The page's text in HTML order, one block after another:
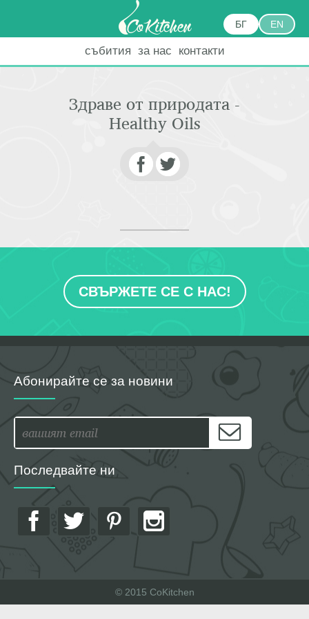
БГ EN
събития за нас контакти
Здраве от природата -
Healthy Oils
СВЪРЖЕТЕ СЕ С НАС!
Абонирайте се за новини
Последвайте ни
© 2015 CoKitchen